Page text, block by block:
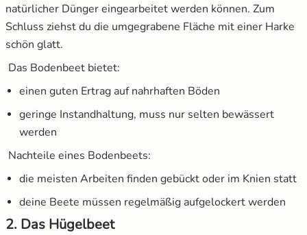
natürlicher Dünger eingearbeitet werden können. Zum
Schluss ziehst du die umgegrabene Fläche mit einer Harke
schön glatt.
Das Bodenbeet bietet:
einen guten Ertrag auf nahrhaften Böden
geringe Instandhaltung, muss nur selten bewässert
werden
Nachteile eines Bodenbeets:
die meisten Arbeiten finden gebückt oder im Knien statt
deine Beete müssen regelmäßig aufgelockert werden
2. Das Hügelbeet